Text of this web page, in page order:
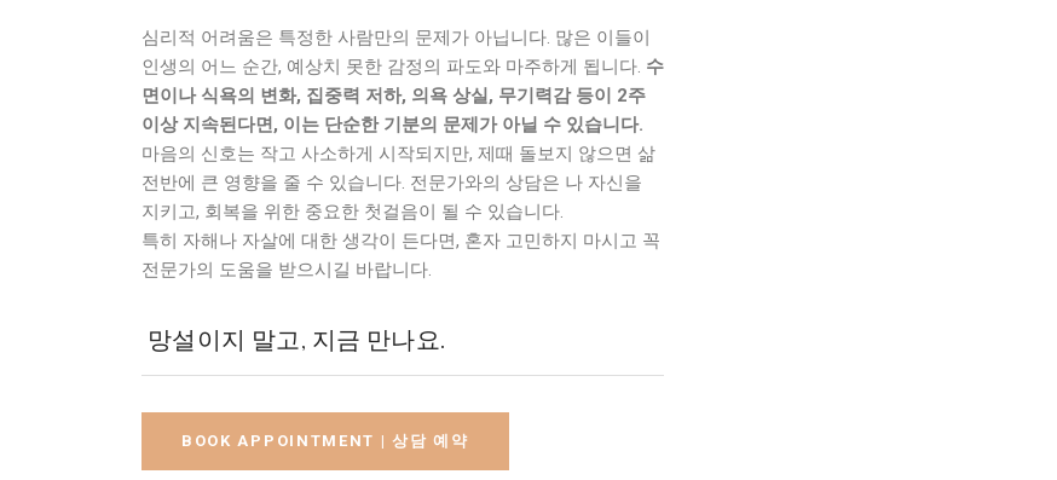
심리적 어려움은 특정한 사람만의 문제가 아닙니다. 많은 이들이
인생의 어느 순간, 예상치 못한 감정의 파도와 마주하게 됩니다. 수
면이나 식욕의 변화, 집중력 저하, 의욕 상실, 무기력감 등이 2주
이상 지속된다면, 이는 단순한 기분의 문제가 아닐 수 있습니다.
마음의 신호는 작고 사소하게 시작되지만, 제때 돌보지 않으면 삶
전반에 큰 영향을 줄 수 있습니다. 전문가와의 상담은 나 자신을
지키고, 회복을 위한 중요한 첫걸음이 될 수 있습니다.
특히 자해나 자살에 대한 생각이 든다면, 혼자 고민하지 마시고 꼭
전문가의 도움을 받으시길 바랍니다.
망설이지 말고, 지금 만나요.
BOOK APPOINTMENT | 상담 예약